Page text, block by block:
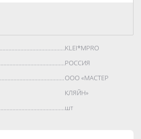
KLEI*MPRO
РОССИЯ
ООО «МАСТЕР
КЛЯЙН»
шт